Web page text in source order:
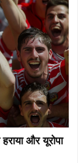
और यूरोपा